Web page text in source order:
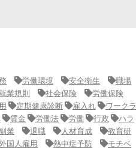
労働環境 安全衛生
職場
業規則 社会保険
労働保険
定期健康診断 雇入れ
ワークラ
賃金 労働法 労働 行政
ハラ
業 退職 人材育成
教育研
国人雇用 熱中症予防
モチベ